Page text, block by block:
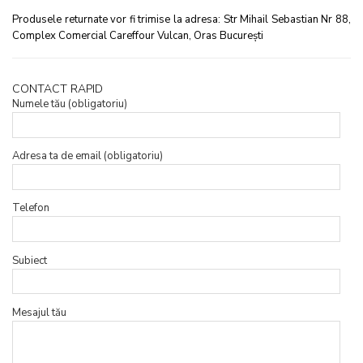
Produsele returnate vor fi trimise la adresa: Str Mihail Sebastian Nr 88,
Complex Comercial Careffour Vulcan, Oras București
CONTACT RAPID
Numele tău (obligatoriu)
Adresa ta de email (obligatoriu)
Telefon
Subiect
Mesajul tău